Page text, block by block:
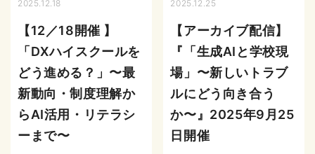
2025.12.18
【12／18開催 】
「DXハイスクールを
どう進める？」〜最
新動向・制度理解か
らAI活用・リテラシ
ーまで〜
2025.12.25
【アーカイブ配信】
『「生成AIと学校現
場」〜新しいトラブ
ルにどう向き合う
か〜』2025年9月25
日開催